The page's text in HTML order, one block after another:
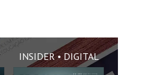
INSIDER • DIGITAL